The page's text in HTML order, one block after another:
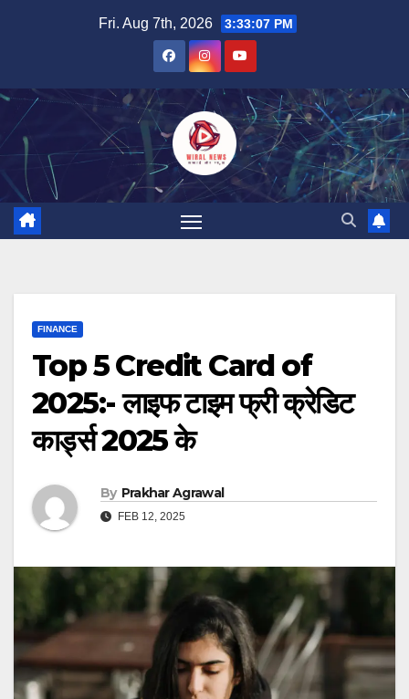
Fri. Aug 7th, 2026 3:33:08 PM
FINANCE
Top 5 Credit Card of
2025:- लाइफ टाइम फ्री क्रेडिट
कार्ड्स 2025 के
By Prakhar Agrawal
FEB 12, 2025